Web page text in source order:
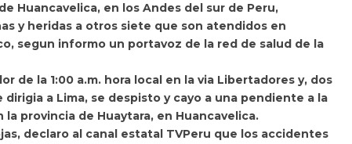
Huancavelica, en los Andes del sur de Peru,
y heridas a otros siete que son atendidos en
segun informo un portavoz de la red de salud de la
de la 1:00 a.m. hora local en la via Libertadores y, dos
a Lima, se despisto y cayo a una pendiente a la
provincia de Huaytara, en Huancavelica.
declaro al canal estatal TVPeru que los accidentes